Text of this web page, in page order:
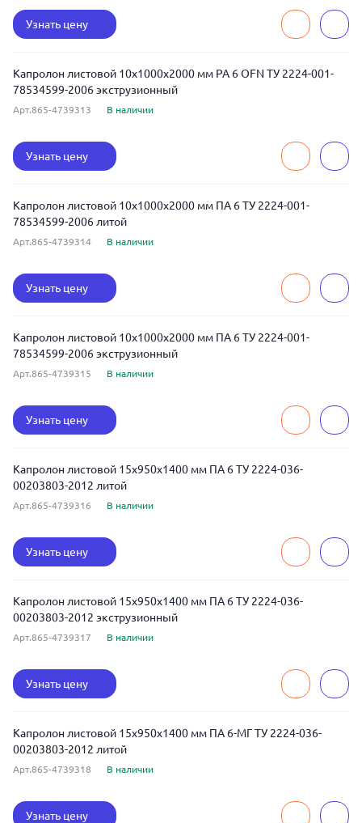
Узнать цену
Капролон листовой 10x1000x2000 мм PA 6 OFN ТУ 2224-001-
78534599-2006 экструзионный
Арт.865-4739313 В наличии
Узнать цену
Капролон листовой 10x1000x2000 мм ПА 6 ТУ 2224-001-
78534599-2006 литой
Арт.865-4739314 В наличии
Узнать цену
Капролон листовой 10x1000x2000 мм ПА 6 ТУ 2224-001-
78534599-2006 экструзионный
Арт.865-4739315 В наличии
Узнать цену
Капролон листовой 15x950x1400 мм ПА 6 ТУ 2224-036-
00203803-2012 литой
Арт.865-4739316 В наличии
Узнать цену
Капролон листовой 15x950x1400 мм ПА 6 ТУ 2224-036-
00203803-2012 экструзионный
Арт.865-4739317 В наличии
Узнать цену
Капролон листовой 15x950x1400 мм ПА 6-МГ ТУ 2224-036-
00203803-2012 литой
Арт.865-4739318 В наличии
Узнать цену